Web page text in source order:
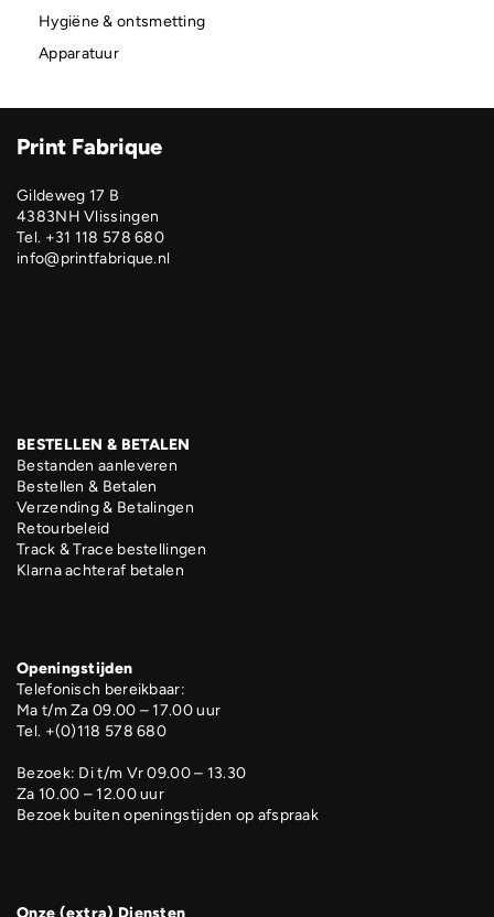
Hygiëne & ontsmetting
Apparatuur
Print Fabrique
Gildeweg 17 B
4383NH Vlissingen
Tel. +31 118 578 680
info@printfabrique.nl
BESTELLEN & BETALEN
Bestanden aanleveren
Bestellen & Betalen
Verzending & Betalingen
Retourbeleid
Track & Trace bestellingen
Klarna achteraf betalen
Openingstijden
Telefonisch bereikbaar:
Ma t/m Za 09.00 – 17.00 uur
Tel. +(0)118 578 680
Bezoek: Di t/m Vr 09.00 – 13.30
Za 10.00 – 12.00 uur
Bezoek buiten openingstijden op afspraak
Onze (extra) Diensten